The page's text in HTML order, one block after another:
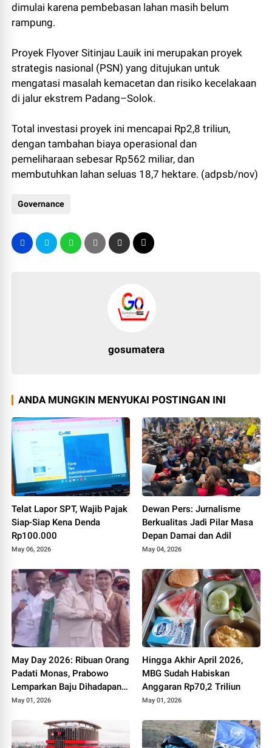
dimulai karena pembebasan lahan masih belum
rampung.
Proyek Flyover Sitinjau Lauik ini merupakan proyek
strategis nasional (PSN) yang ditujukan untuk
mengatasi masalah kemacetan dan risiko kecelakaan
di jalur ekstrem Padang–Solok.
Total investasi proyek ini mencapai Rp2,8 triliun,
dengan tambahan biaya operasional dan
pemeliharaan sebesar Rp562 miliar, dan
membutuhkan lahan seluas 18,7 hektare. (adpsb/nov)
Governance
gosumatera
ANDA MUNGKIN MENYUKAI POSTINGAN INI
Telat Lapor SPT, Wajib Pajak
Siap-Siap Kena Denda
Rp100.000
May 06, 2026
Dewan Pers: Jurnalisme
Berkualitas Jadi Pilar Masa
Depan Damai dan Adil
May 04, 2026
May Day 2026: Ribuan Orang
Padati Monas, Prabowo
Lemparkan Baju Dihadapan
Buruh
May 01, 2026
Hingga Akhir April 2026,
MBG Sudah Habiskan
Anggaran Rp70,2 Triliun
May 01, 2026